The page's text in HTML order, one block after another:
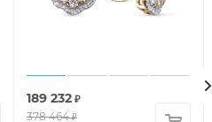
189 232 ₽
378 464₽